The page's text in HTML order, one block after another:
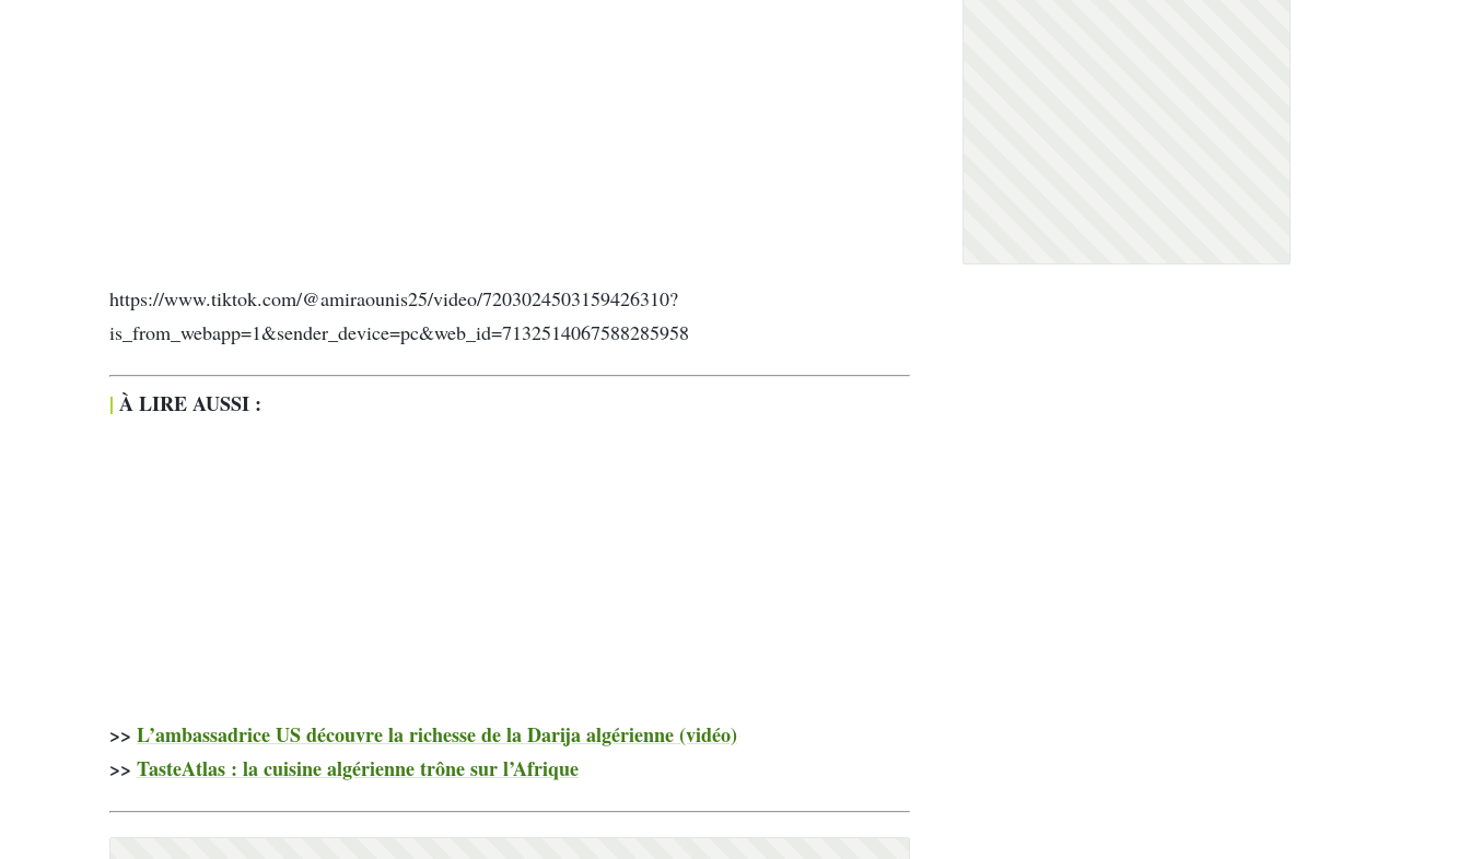
https://www.tiktok.com/@amiraounis25/video/7203024503159426310?
is_from_webapp=1&sender_device=pc&web_id=7132514067588285958
| À LIRE AUSSI :
>> L’ambassadrice US découvre la richesse de la Darija algérienne (vidéo)
>> TasteAtlas : la cuisine algérienne trône sur l’Afrique